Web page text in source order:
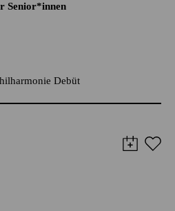
Senior*innen
Debüt